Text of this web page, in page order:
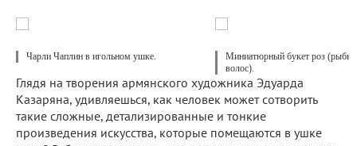
Чарли Чаплин в игольном ушке.
Миниатюрный букет роз
волос).
Глядя на творения армянского художника Эдуарда
Казаряна, удивляешься, как человек может сотворить
такие сложные, детализированные и тонкие
произведения искусства, которые помещаются в ушке